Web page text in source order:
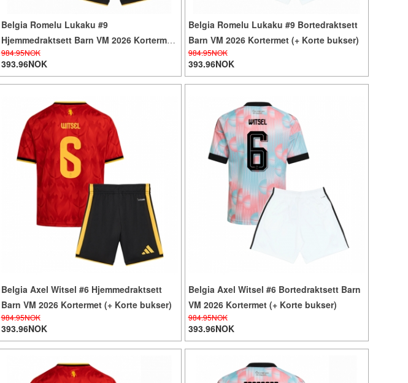
Belgia Romelu Lukaku #9
Hjemmedraktsett Barn VM 2026 Kortermet
(+ Korte bukser)
984.95NOK
393.96NOK
Belgia Romelu Lukaku #9 Bortedraktsett
Barn VM 2026 Kortermet (+ Korte bukser)
984.95NOK
393.96NOK
Belgia Axel Witsel #6 Hjemmedraktsett
Barn VM 2026 Kortermet (+ Korte bukser)
984.95NOK
393.96NOK
Belgia Axel Witsel #6 Bortedraktsett Barn
VM 2026 Kortermet (+ Korte bukser)
984.95NOK
393.96NOK